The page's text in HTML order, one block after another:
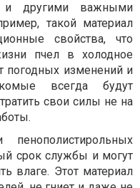
и другими важными
такой материал
свойства, что
пчел в холодное
погодных изменений и
всегда будут
свои силы не на
срок службы и могут
влаге. Этот материал